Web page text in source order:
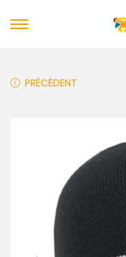
PRÉCÉDENT